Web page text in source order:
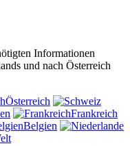
Informationen
und nach Österreich
Österreich
Frankreich
Belgien